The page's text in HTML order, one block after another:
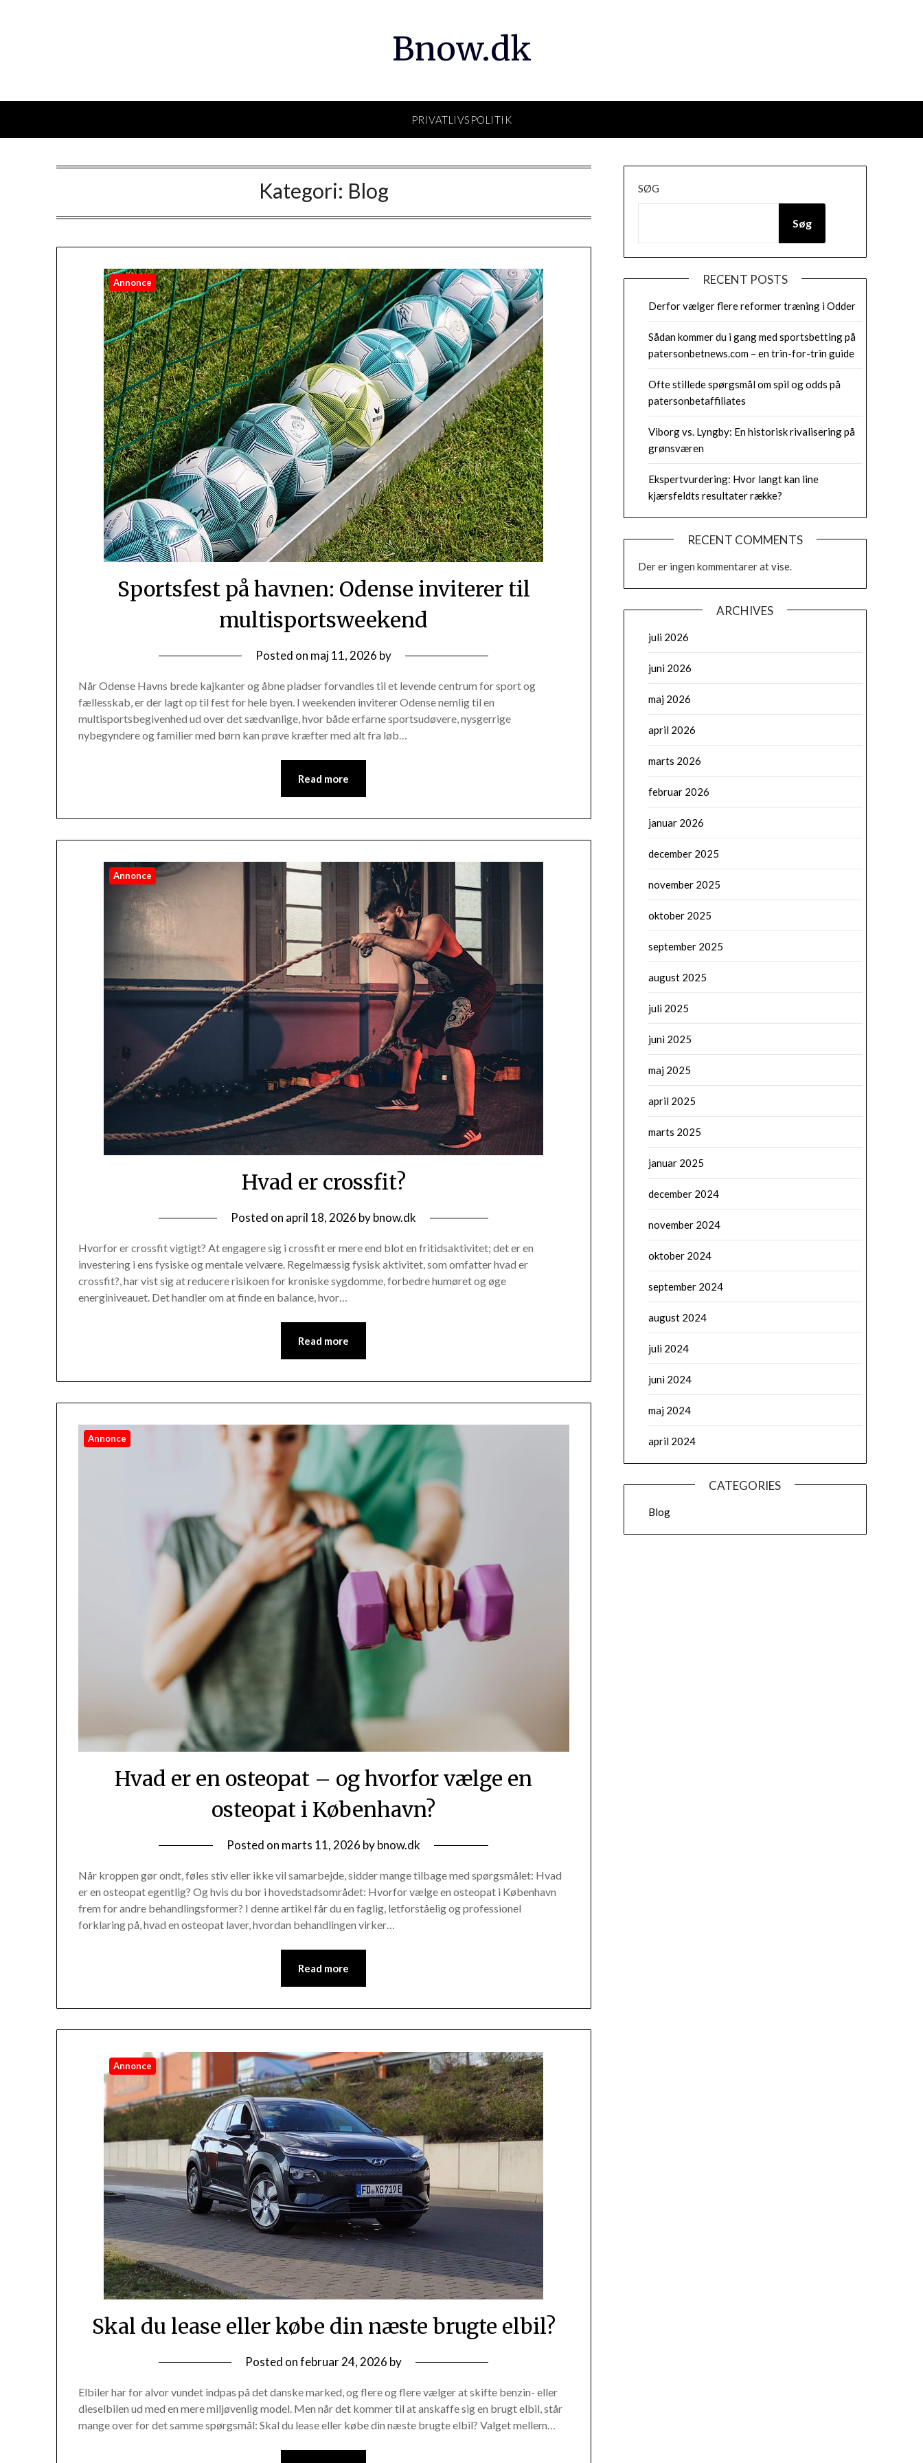
Bnow.dk
PRIVATLIVSPOLITIK
Kategori: Blog
Annonce
Sportsfest på havnen: Odense inviterer til
multisportsweekend
Posted on maj 11, 2026 by
Når Odense Havns brede kajkanter og åbne pladser forvandles til et levende centrum for sport og
fællesskab, er der lagt op til fest for hele byen. I weekenden inviterer Odense nemlig til en
multisportsbegivenhed ud over det sædvanlige, hvor både erfarne sportsudøvere, nysgerrige
nybegyndere og familier med børn kan prøve kræfter med alt fra løb…
Read more
Annonce
Hvad er crossfit?
Posted on april 18, 2026 bybnow.dk
Hvorfor er crossfit vigtigt? At engagere sig i crossfit er mere end blot en fritidsaktivitet; det er en
investering i ens fysiske og mentale velvære. Regelmæssig fysisk aktivitet, som omfatter hvad er
crossfit?, har vist sig at reducere risikoen for kroniske sygdomme, forbedre humøret og øge
energiniveauet. Det handler om at finde en balance, hvor…
Read more
Annonce
Hvad er en osteopat – og hvorfor vælge en
osteopat i København?
Posted on marts 11, 2026 bybnow.dk
Når kroppen gør ondt, føles stiv eller ikke vil samarbejde, sidder mange tilbage med spørgsmålet: Hvad
er en osteopat egentlig? Og hvis du bor i hovedstadsområdet: Hvorfor vælge en osteopat i København
frem for andre behandlingsformer? I denne artikel får du en faglig, letforståelig og professionel
forklaring på, hvad en osteopat laver, hvordan behandlingen virker…
Read more
Annonce
Skal du lease eller købe din næste brugte elbil?
Posted onfebruar 24, 2026 by
Elbiler har for alvor vundet indpas på det danske marked, og flere og flere vælger at skifte benzin- eller
dieselbilen ud med en mere miljøvenlig model. Men når det kommer til at anskaffe sig en brugt elbil, står
mange over for det samme spørgsmål: Skal du lease eller købe din næste brugte elbil? Valget mellem…
SØG
Søg
RECENT POSTS
Derfor vælger flere reformer træning i Odder
Sådan kommer du i gang med sportsbetting på
patersonbetnews.com – en trin-for-trin guide
Ofte stillede spørgsmål om spil og odds på
patersonbetaffiliates
Viborg vs. Lyngby: En historisk rivalisering på
grønsværen
Ekspertvurdering: Hvor langt kan line
kjærsfeldts resultater række?
RECENT COMMENTS
Der er ingen kommentarer at vise.
ARCHIVES
juli 2026
juni 2026
maj 2026
april 2026
marts 2026
februar 2026
januar 2026
december 2025
november 2025
oktober 2025
september 2025
august 2025
juli 2025
juni 2025
maj 2025
april 2025
marts 2025
januar 2025
december 2024
november 2024
oktober 2024
september 2024
august 2024
juli 2024
juni 2024
maj 2024
april 2024
CATEGORIES
Blog